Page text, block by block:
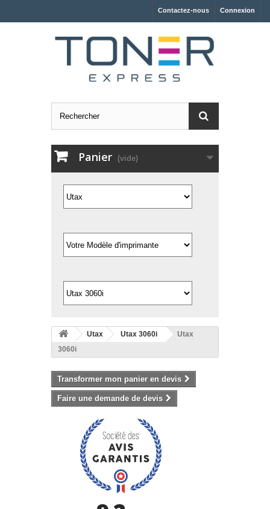
Connexion
Contactez-nous
Panier (vide)
Utax Utax 3060i
Utax
3060i
Transformer mon panier en devis
Faire une demande de devis